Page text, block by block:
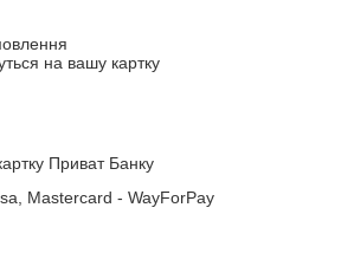
на вашу картку
Приват Банку
Mastercard - WayForPay